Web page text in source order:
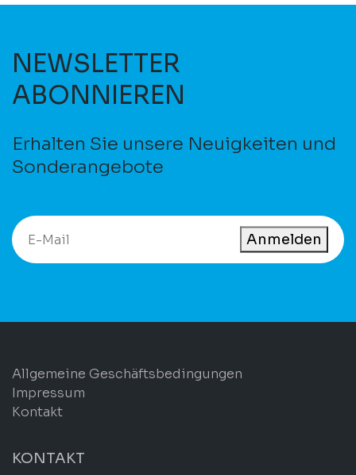
NEWSLETTER
ABONNIEREN
Erhalten Sie unsere Neuigkeiten und
Sonderangebote
Anmelden
Allgemeine Geschäftsbedingungen
Impressum
Kontakt
KONTAKT